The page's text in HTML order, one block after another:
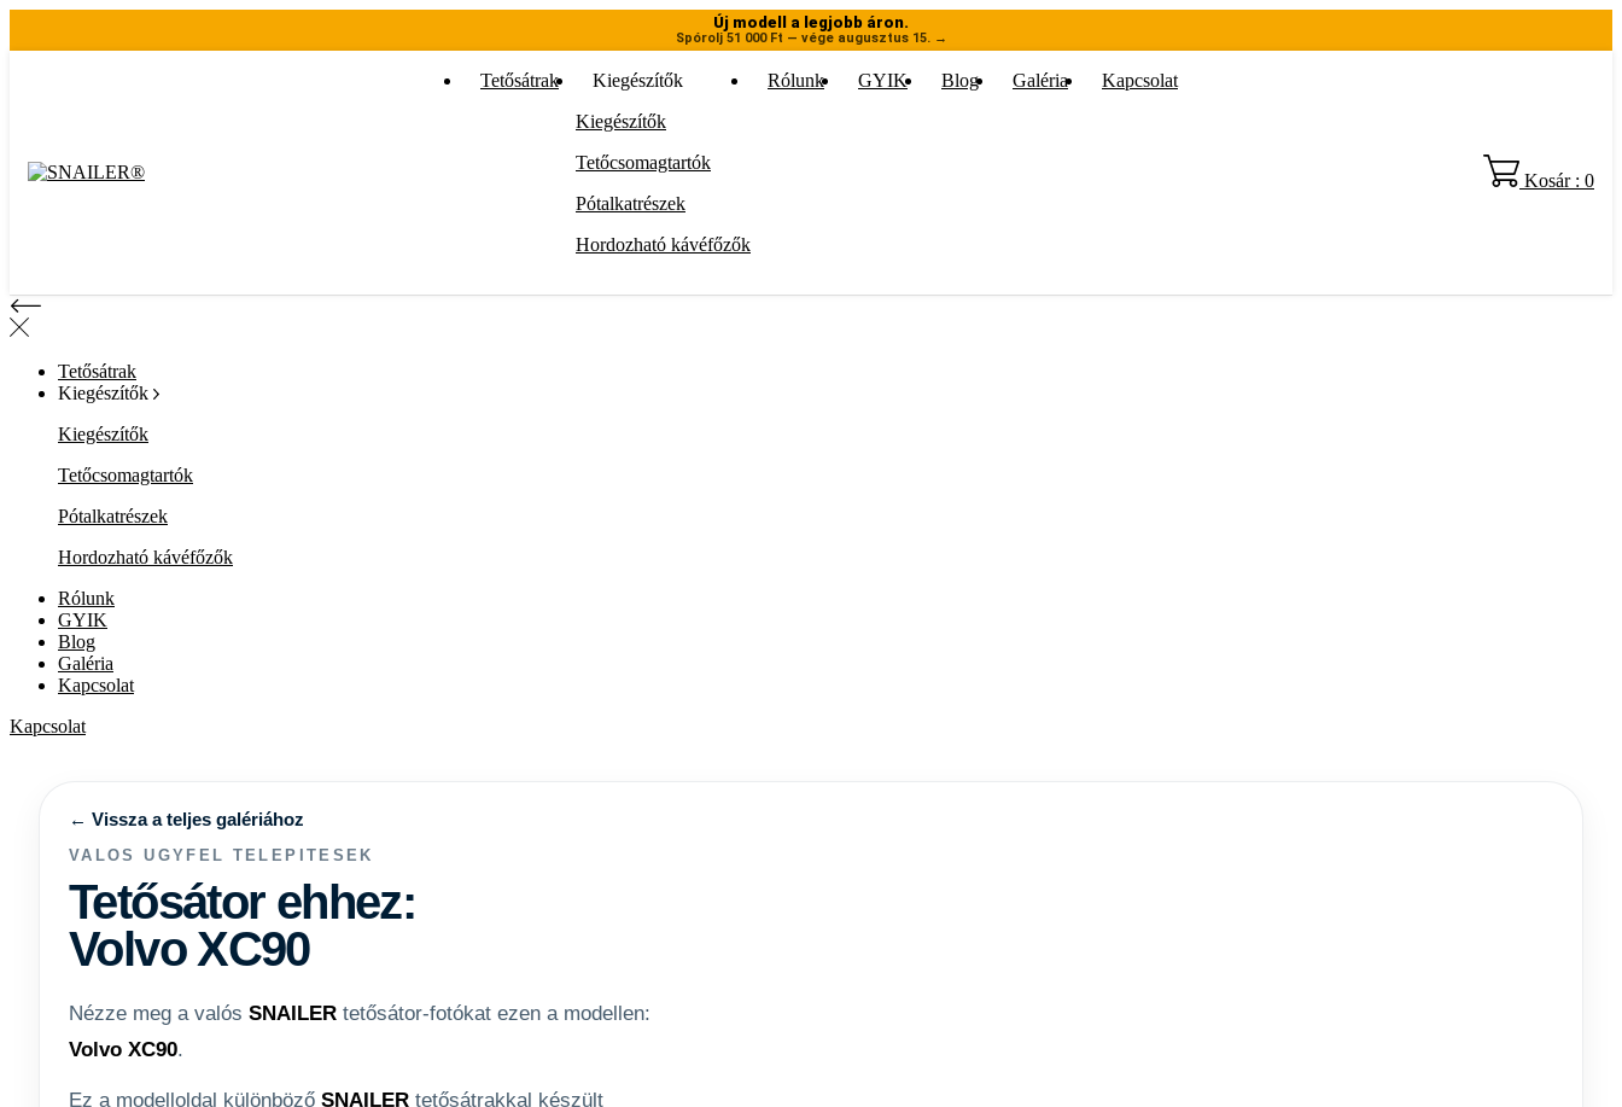
Új modell a legjobb áron.
Spórolj 51 000 Ft — vége augusztus 15. →
Tetősátrak
Kiegészítők
Kiegészítők
Tetőcsomagtartók
Pótalkatrészek
Hordozható kávéfőzők
Rólunk GYIK Blog Galéria Kapcsolat
Kosár : 0
Tetősátrak
Kiegészítők
Kiegészítők
Tetőcsomagtartók
Pótalkatrészek
Hordozható kávéfőzők
Rólunk
GYIK
Blog
Galéria
Kapcsolat
Kapcsolat
← Vissza a teljes galériához
VALOS UGYFEL TELEPITESEK
Tetősátor ehhez:
Volvo XC90
Nézze meg a valós SNAILER tetősátor-fotókat ezen a modellen:
Volvo XC90.
Ez a modelloldal különböző SNAILER tetősátrakkal készült